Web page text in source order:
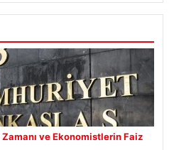
Zamanı ve Ekonomistlerin Faiz